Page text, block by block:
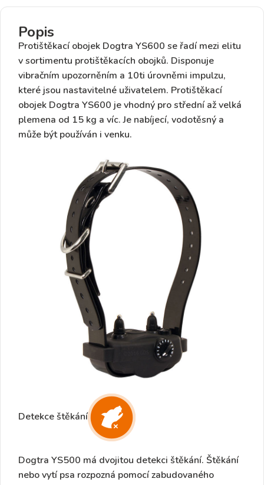
Popis
Protištěkací obojek Dogtra YS600 se řadí mezi elitu
v sortimentu protištěkacích obojků. Disponuje
vibračním upozorněním a 10ti úrovněmi impulzu,
které jsou nastavitelné uživatelem. Protištěkací
obojek Dogtra YS600 je vhodný pro střední až velká
plemena od 15 kg a víc.Je nabíjecí, vodotěsný a
může být používán i venku.
Detekce štěkání
Dogtra YS500 má dvojitou detekci štěkání. Štěkání
nebo vytí psa rozpozná pomocízabudovaného